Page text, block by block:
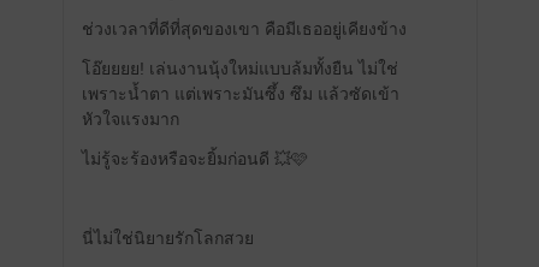
ช่วงเวลาที่ดีที่สุดของเขา คือมีเธออยู่เคียงข้าง
โอ๊ยยยย! เล่นงานนุ้งใหม่แบบล้มทั้งยืน ไม่ใช่
เพราะน้ำตา แต่เพราะมันซึ้ง ซึม แล้วซัดเข้า
หัวใจแรงมาก
ไม่รู้จะร้องหรือจะยิ้มก่อนดี 💥🩷
นี่ไม่ใช่นิยายรักโลกสวย